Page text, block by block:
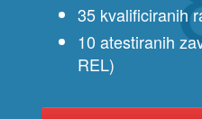
35 kvalificiranih
10 atestiranih
REL)